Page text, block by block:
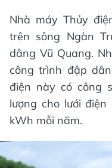
Nhà máy Thủy
trên sông Ngàn
dâng Vũ Quang.
công trình đập
điện này có công
lượng cho lưới
kWh mỗi năm.